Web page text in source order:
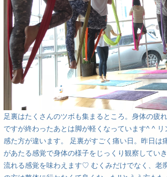
足裏はたくさんのツボも集まるところ。身体の
ですが終わったあとは脚が軽くなっています^ ^
感た方が違います。 足裏がすごく痛い日。昨日は
があたる感覚で身体の様子をじっくり観察してい
流れる感覚を味わえます♡ むくみだけでなく、老